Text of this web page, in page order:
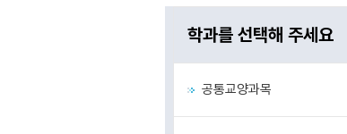
학과를 선택해 주세요
공통교양과목